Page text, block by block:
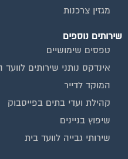
משאבות מים
צביעת חדרי מדרגות
ועד בית, קבל במתנה את
יהפוך את ניהול הבית המשותף
רב ועלויות בתחזוקת הבניין!